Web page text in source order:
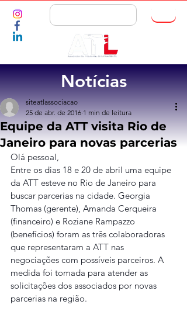
Notícias
Equipe da ATT visita Rio de
Janeiro para novas parcerias
siteatlassociacao
25 de abr. de 2016 1 min de leitura
Olá pessoal,
Entre os dias 18 e 20 de abril uma equipe
da ATT esteve no Rio de Janeiro para
buscar parcerias na cidade. Georgia
Thomas (gerente), Amanda Cerqueira
(financeiro) e Roziane Rampazzo
(benefícios) foram as três colaboradoras
que representaram a ATT nas
negociações com possíveis parceiros. A
medida foi tomada para atender as
solicitações dos associados por novas
parcerias na região.